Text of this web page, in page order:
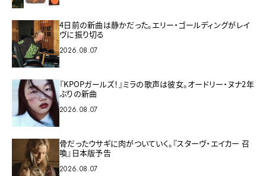
4日前の新曲は静かだった。エリー・ゴールディングがレイ
ヴに振り切る
2026.08.07
『KPOPガールズ！』ミラの歌声は彼女。オードリー・ヌナ2年
ぶりの新曲
2026.08.07
骨だったウサギに肉がついていく。『スターヴ・エイカー 召
喚』日本版予告
2026.08.07